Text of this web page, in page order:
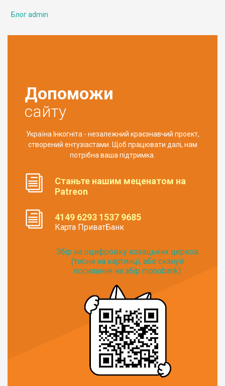
Блог admin
Допоможи
сайту
Україна Інкогніта - незалежний краєзнавчий проект,
створений ентузіастами. Щоб працювати далі, нам
потрібна ваша підтримка.
Станьте нашим меценатом на
Patreon
4149 6293 1537 9685
Карта ПриватБанк
Збір на оцифровку козацьких церков
(тисни на картинці, або скануй
посилання на збір monobank):